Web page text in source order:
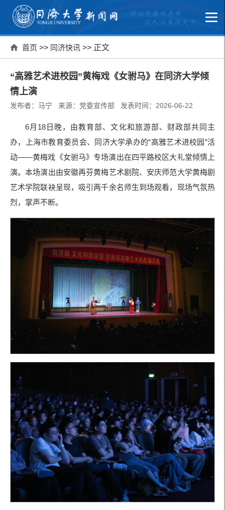
首页 >> 同济快讯 >> 正文
“高雅艺术进校园”黄梅戏《女驸马》在同济大学倾
情上演
发布者：马宁 来源：党委宣传部 发表时间：2026-06-22
6月18日晚，由教育部、文化和旅游部、财政部共同主
办，上海市教育委员会、同济大学承办的“高雅艺术进校园”活
动——黄梅戏《女驸马》专场演出在四平路校区大礼堂倾情上
演。本场演出由安徽再芬黄梅艺术剧院、安庆师范大学黄梅剧
艺术学院联袂呈现，吸引两千余名师生到场观看，现场气氛热
烈，掌声不断。